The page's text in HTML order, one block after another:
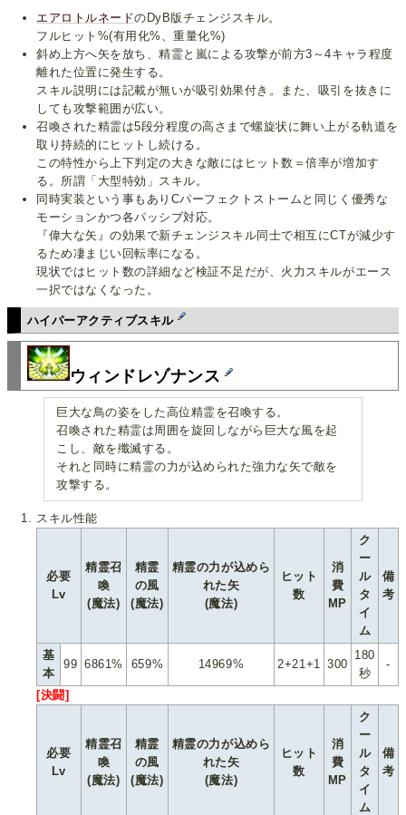
エアロトルネードのDyB版チェンジスキル。
フルヒット%(有用化%、重量化%)
斜め上方へ矢を放ち、精霊と嵐による攻撃が前方3～4キャラ程度
離れた位置に発生する。
スキル説明には記載が無いが吸引効果付き。また、吸引を抜きに
しても攻撃範囲が広い。
召喚された精霊は5段分程度の高さまで螺旋状に舞い上がる軌道を
取り持続的にヒットし続ける。
この特性から上下判定の大きな敵にはヒット数＝倍率が増加す
る。所謂「大型特効」スキル。
同時実装という事もありCパーフェクトストームと同じく優秀な
モーションかつ各パッシブ対応。
『偉大な矢』の効果で新チェンジスキル同士で相互にCTが減少す
るため凄まじい回転率になる。
現状ではヒット数の詳細など検証不足だが、火力スキルがエース
一択ではなくなった。
ハイパーアクティブスキル
ウィンドレゾナンス
巨大な鳥の姿をした高位精霊を召喚する。
召喚された精霊は周囲を旋回しながら巨大な風を起
こし、敵を殲滅する。
それと同時に精霊の力が込められた強力な矢で敵を
攻撃する。
スキル性能
必要
Lv
精霊召
喚
(魔法)
精霊
の風
(魔法)
精霊の力が込めら
れた矢
(魔法)
ヒット
数
消
費
MP
ク
ー
ル
タ
イ
ム
備
考
基
本
99 6861% 659% 14969% 2+21+1 300
180
秒
-
[決闘]
必要
Lv
精霊召
喚
(魔法)
精霊
の風
(魔法)
精霊の力が込めら
れた矢
(魔法)
ヒット
数
消
費
MP
ク
ー
ル
タ
イ
ム
備
考